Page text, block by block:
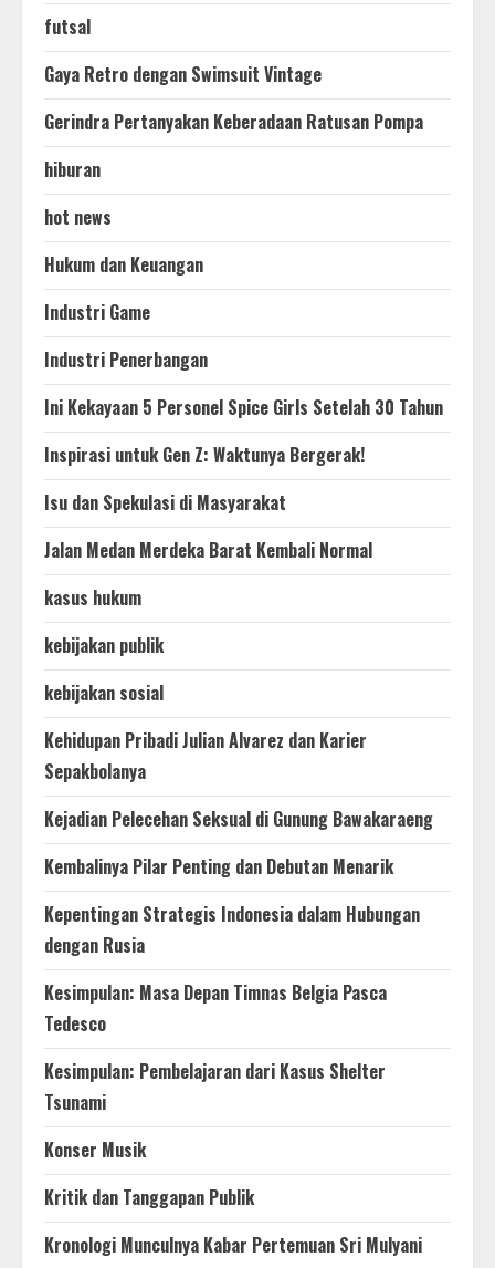
futsal
Gaya Retro dengan Swimsuit Vintage
Gerindra Pertanyakan Keberadaan Ratusan Pompa
hiburan
hot news
Hukum dan Keuangan
Industri Game
Industri Penerbangan
Ini Kekayaan 5 Personel Spice Girls Setelah 30 Tahun
Inspirasi untuk Gen Z: Waktunya Bergerak!
Isu dan Spekulasi di Masyarakat
Jalan Medan Merdeka Barat Kembali Normal
kasus hukum
kebijakan publik
kebijakan sosial
Kehidupan Pribadi Julian Alvarez dan Karier
Sepakbolanya
Kejadian Pelecehan Seksual di Gunung Bawakaraeng
Kembalinya Pilar Penting dan Debutan Menarik
Kepentingan Strategis Indonesia dalam Hubungan
dengan Rusia
Kesimpulan: Masa Depan Timnas Belgia Pasca
Tedesco
Kesimpulan: Pembelajaran dari Kasus Shelter
Tsunami
Konser Musik
Kritik dan Tanggapan Publik
Kronologi Munculnya Kabar Pertemuan Sri Mulyani